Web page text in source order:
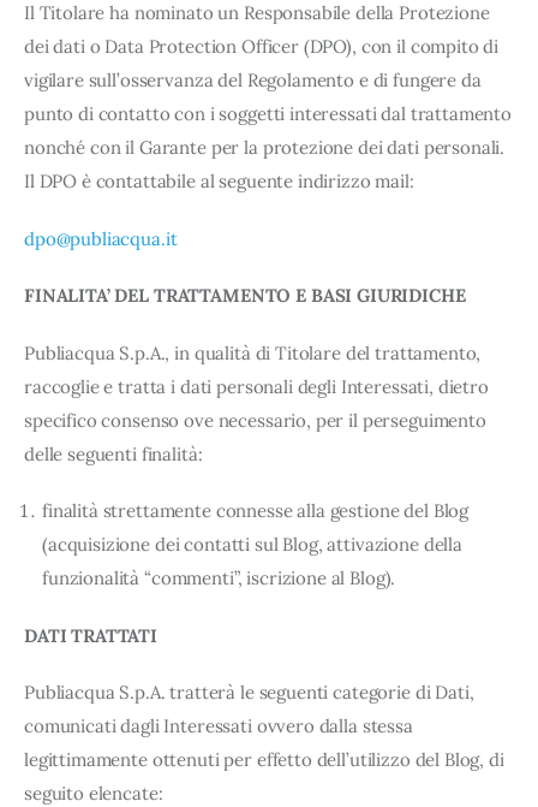
Il Titolare ha nominato un Responsabile della Protezione
dei dati o Data Protection Officer (DPO), con il compito di
vigilare sull’osservanza del Regolamento e di fungere da
punto di contatto con i soggetti interessati dal trattamento
nonché con il Garante per la protezione dei dati personali.
Il DPO è contattabile al seguente indirizzo mail:
dpo@publiacqua.it
FINALITA’ DEL TRATTAMENTO E BASI GIURIDICHE
Publiacqua S.p.A., in qualità di Titolare del trattamento,
raccoglie e tratta i dati personali degli Interessati, dietro
specifico consenso ove necessario, per il perseguimento
delle seguenti finalità:
finalità strettamente connesse alla gestione del Blog
(acquisizione dei contatti sul Blog, attivazione della
funzionalità “commenti”, iscrizione al Blog).
DATI TRATTATI
Publiacqua S.p.A. tratterà le seguenti categorie di Dati,
comunicati dagli Interessati ovvero dalla stessa
legittimamente ottenuti per effetto dell’utilizzo del Blog, di
seguito elencate: